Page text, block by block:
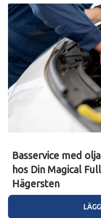
;
Basservice med
hos Din Magical
Hägersten